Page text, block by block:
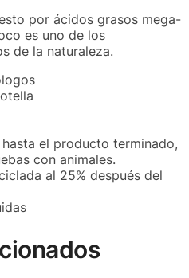
por ácidos grasos mega-
es uno de los
de la naturaleza.
el producto terminado,
con animales.
al 25% después del